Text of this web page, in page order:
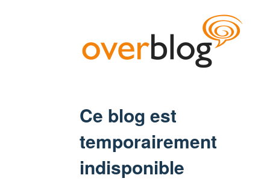
Ce blog est
temporairement
indisponible